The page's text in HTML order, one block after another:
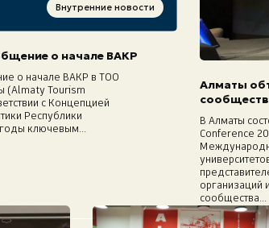
Внутренние новости
о начале ВАКР
о начале ВАКР в ТОО
(Almaty Tourism
с Концепцией
Республики
годы ключевым...
Алматы
В Алматы
Conference
организаций
сообщества...